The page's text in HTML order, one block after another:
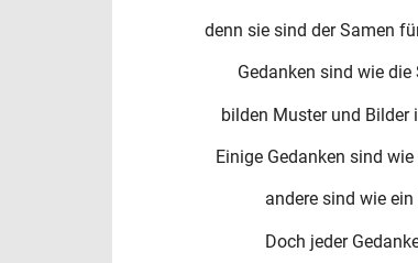
denn sie sind der Samen
Gedanken sind wie die
bilden Muster und Bilder
Einige Gedanken sind
andere sind wie
Doch jeder